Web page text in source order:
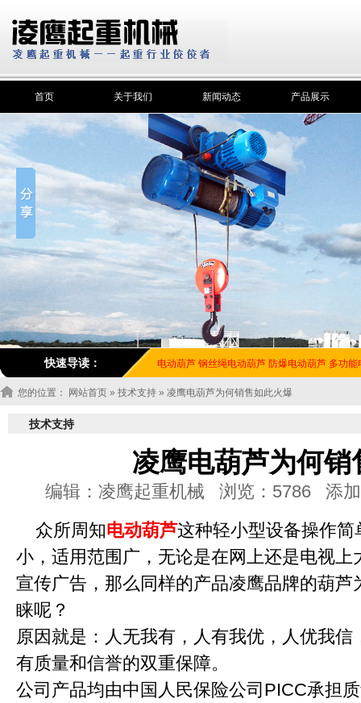
首页 关于我们 新闻动态 产品展示
快速导读： 电动葫芦 钢丝绳电动葫芦 防爆电动葫芦 多功能
您的位置： 网站首页 » 技术支持 » 凌鹰电葫芦为何销售如此火爆
技术支持
凌鹰电葫芦为何销
编辑：凌鹰起重机械 浏览：5786 添加
众所周知电动葫芦这种轻小型设备操作
小，适用范围广，无论是在网上还是电视
宣传广告，那么同样的产品凌鹰品牌的葫
睐呢？
原因就是：人无我有，人有我优，人优我
有质量和信誉的双重保障。
公司产品均由中国人民保险公司PICC承担